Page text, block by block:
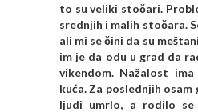
to su veliki stočari.
srednjih i malih stočara.
ali mi se čini da su
im je da odu u grad da
vikendom. Nažalost
kuća. Za poslednjih osam
ljudi umrlo, a rodilo se